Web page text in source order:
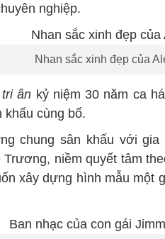
nghiệp.
Nhan sắc xinh đẹp của
ân kỷ niệm 30 năm ca
khấu cùng bố.
chung sân khấu với
niềm quyết tâm
xây dựng hình mẫu một